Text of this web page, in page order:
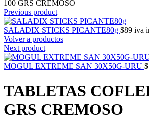
100 GRS CREMOSO
Previous product
SALADIX STICKS PICANTE80g $89 iva
Volver a productos
Next product
MOGUL EXTREME SAN 30X50G-URU $
TABLETAS
GRS CREMOSO